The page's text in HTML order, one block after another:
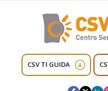
CSV TI GUIDA